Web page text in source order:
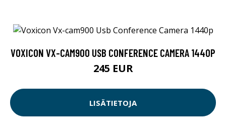
VOXICON VX-CAM900 USB CONFERENCE CAMERA 1440P
245 EUR
LISÄTIETOJA